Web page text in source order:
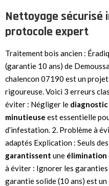
Nettoyage sécurisé
protocole expert
Traitement bois ancien :
(garantie 10 ans) de
chalencon 07190 est un
rigoureuse. Voici 3 erreurs
éviter : Négliger le diagnostic
minutieuse est essentielle
d’infestation. 2. Problème à
adaptés Explication : Seuls
garantissent une élimination
à éviter : Ignorer les
garantie solide (10 ans) est